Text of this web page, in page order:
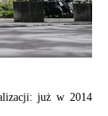
już w 2014